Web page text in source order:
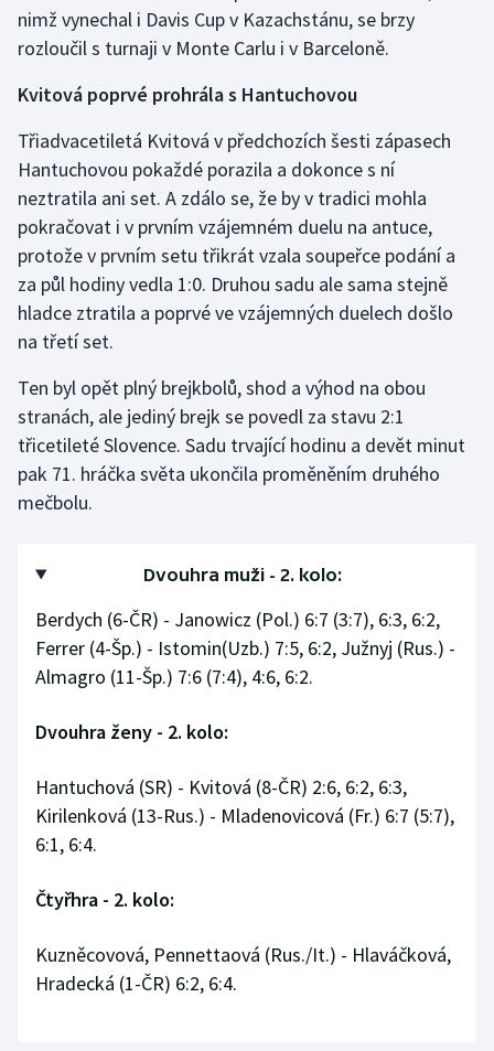
Motorsport
Olympijské hry
Parasport
Plavání
Plážový volejbal
Ragby
Rychlostní kanoistika
Short track
Sportovní střelba
Stolní tenis
Triatlon
Veslování
Vodní slalom
Volejbal
Ostatní
nimž vynechal i Davis Cup v Kazachstánu, se brzy
rozloučil s turnaji v Monte Carlu i v Barceloně.
Kvitová poprvé prohrála s Hantuchovou
Třiadvacetiletá Kvitová v předchozích šesti zápasech
Hantuchovou pokaždé porazila a dokonce s ní
neztratila ani set. A zdálo se, že by v tradici mohla
pokračovat i v prvním vzájemném duelu na antuce,
protože v prvním setu třikrát vzala soupeřce podání a
za půl hodiny vedla 1:0. Druhou sadu ale sama stejně
hladce ztratila a poprvé ve vzájemných duelech došlo
na třetí set.
Ten byl opět plný brejkbolů, shod a výhod na obou
stranách, ale jediný brejk se povedl za stavu 2:1
třicetileté Slovence. Sadu trvající hodinu a devět minut
pak 71. hráčka světa ukončila proměněním druhého
mečbolu.
Dvouhra muži - 2. kolo:
Berdych (6-ČR) - Janowicz (Pol.) 6:7 (3:7), 6:3, 6:2,
Ferrer (4-Šp.) - Istomin(Uzb.) 7:5, 6:2, Južnyj (Rus.) -
Almagro (11-Šp.) 7:6 (7:4), 4:6, 6:2.
Dvouhra ženy - 2. kolo:
Hantuchová (SR) - Kvitová (8-ČR) 2:6, 6:2, 6:3,
Kirilenková (13-Rus.) - Mladenovicová (Fr.) 6:7 (5:7),
6:1, 6:4.
Čtyřhra - 2. kolo:
Kuzněcovová, Pennettaová (Rus./It.) - Hlaváčková,
Hradecká (1-ČR) 6:2, 6:4.